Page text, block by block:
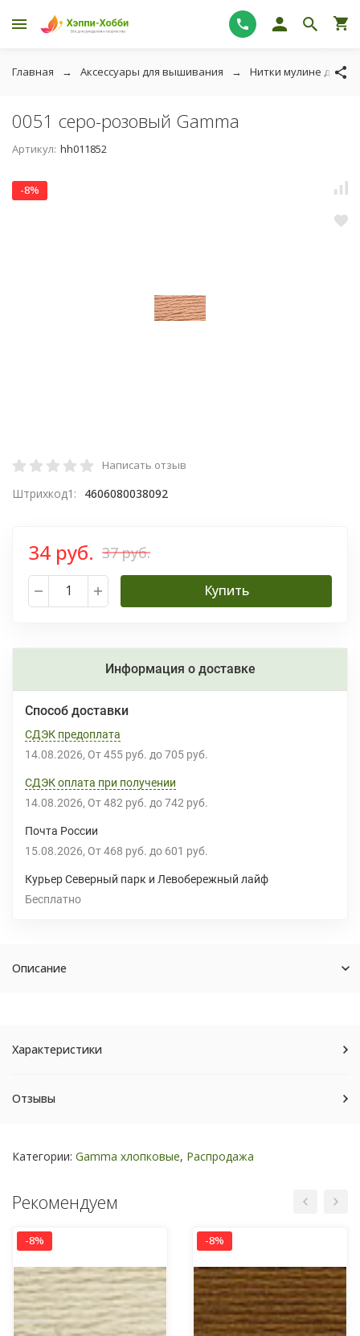
Главная Аксессуары для вышивания Нитки мулине для
0051 серо-розовый Gamma
Артикул: hh011852
-8%
Написать отзыв
Штрихкод1: 4606080038092
34 руб. 37 руб.
Купить
Информация о доставке
Способ доставки
СДЭК предоплата
14.08.2026 От 455 руб. до 705 руб.
СДЭК оплата при получении
14.08.2026 От 482 руб. до 742 руб.
Почта России
15.08.2026 От 468 руб. до 601 руб.
Курьер Северный парк и Левобережный лайф
Бесплатно
Описание
Характеристики
Отзывы
Категории: Gamma хлопковые, Распродажа
Рекомендуем
-8% -8%